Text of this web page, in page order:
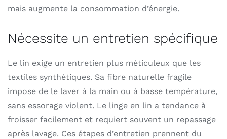
mais augmente la consommation d’énergie.
Nécessite un entretien spécifique
Le lin exige un entretien plus méticuleux que les
textiles synthétiques. Sa fibre naturelle fragile
impose de le laver à la main ou à basse température,
sans essorage violent. Le linge en lin a tendance à
froisser facilement et requiert souvent un repassage
après lavage. Ces étapes d’entretien prennent du